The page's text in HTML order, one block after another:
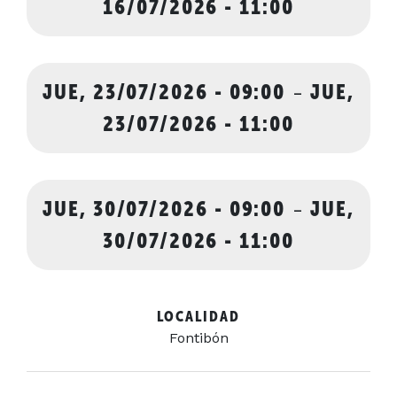
16/07/2026 - 11:00
JUE, 23/07/2026 - 09:00 -JUE,
23/07/2026 - 11:00
JUE, 30/07/2026 - 09:00 -JUE,
30/07/2026 - 11:00
LOCALIDAD
Fontibón